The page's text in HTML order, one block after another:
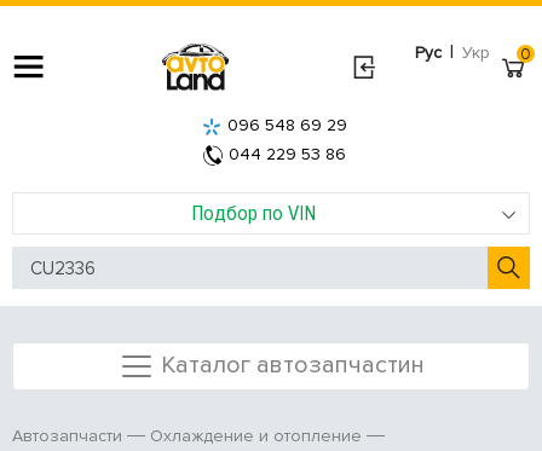
Рус | Укр
Подбор по VIN
096 548 69 29
044 229 53 86
0
Каталог автозапчастин
Автозапчасти
Охлаждение и отопление